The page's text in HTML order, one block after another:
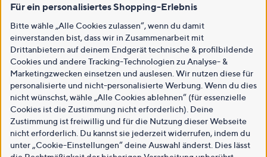
Für ein personalisiertes Shopping-Erlebnis
Bitte wähle „Alle Cookies zulassen“, wenn du damit
einverstanden bist, dass wir in Zusammenarbeit mit
Drittanbietern auf deinem Endgerät technische & profilbildende
Cookies und andere Tracking-Technologien zu Analyse- &
Marketingzwecken einsetzen und auslesen. Wir nutzen diese für
personalisierte und nicht-personalisierte Werbung. Wenn du dies
nicht wünschst, wähle „Alle Cookies ablehnen“ (für essenzielle
Cookies ist die Zustimmung nicht erforderlich). Deine
Zustimmung ist freiwillig und für die Nutzung dieser Webseite
nicht erforderlich. Du kannst sie jederzeit widerrufen, indem du
unter „Cookie-Einstellungen“ deine Auswahl änderst. Dies lässt